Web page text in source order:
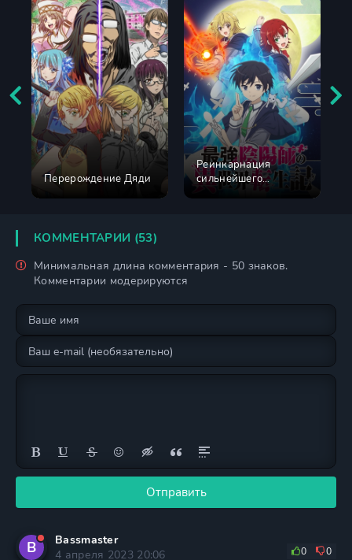
Перерождение Дяди
Реинкарнация
сильнейшего
КОММЕНТАРИИ (53)
Минимальная длина комментария - 50 знаков.
Комментарии модерируются
Отправить
B
Bassmaster
4 апреля 2023 20:06
0 0